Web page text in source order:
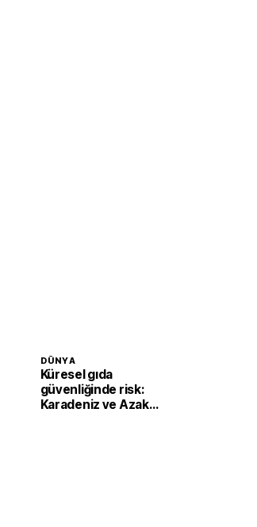
DÜNYA
Küresel gıda
güvenliğinde risk:
Karadeniz ve Azak